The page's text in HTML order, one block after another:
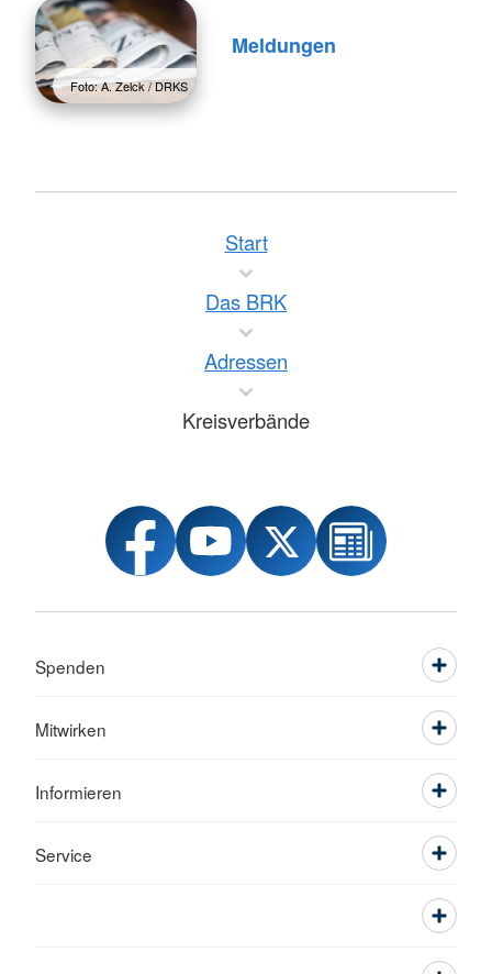
Foto: A. Zelck / DRKS
Meldungen
Start
Das BRK
Adressen
Kreisverbände
Spenden
Mitwirken
Informieren
Service